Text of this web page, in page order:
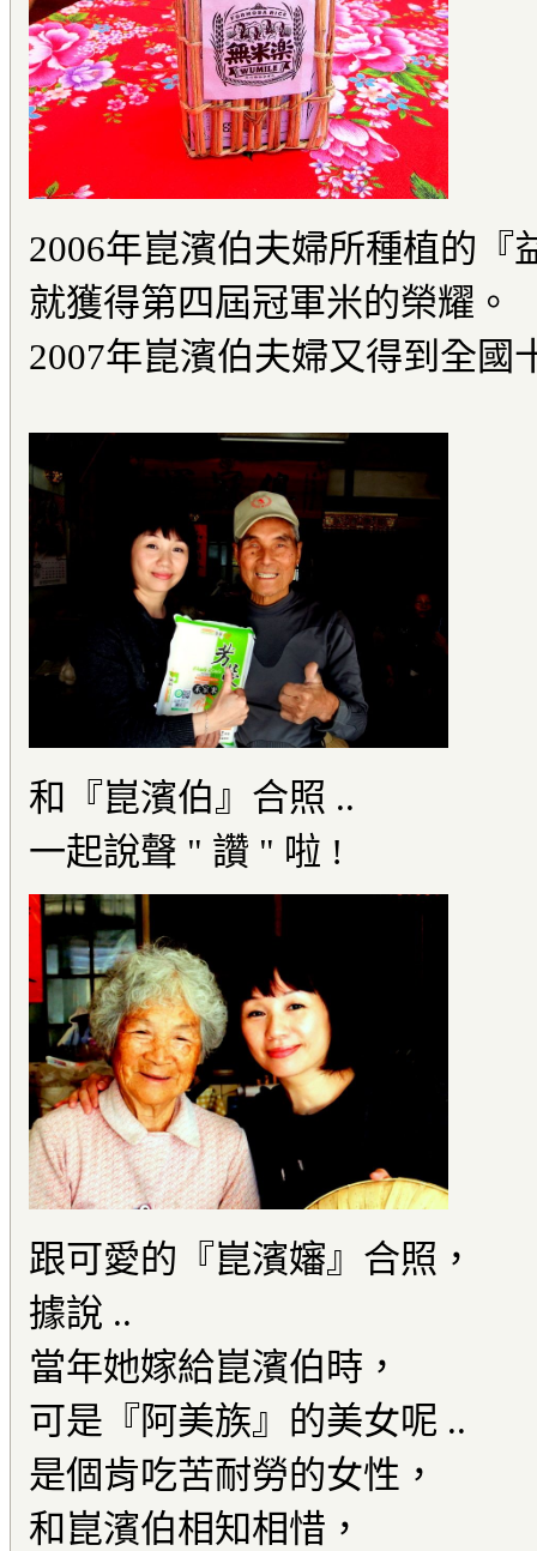
2006年崑濱伯夫婦所種植的『
就獲得第四屆冠軍米的榮耀。
2007年崑濱伯夫婦又得到全國
和『崑濱伯』合照 ..
一起說聲 " 讚 " 啦 !
跟可愛的『崑濱嬸』合照，
據說 ..
當年她嫁給崑濱伯時，
可是『阿美族』的美女呢 ..
是個肯吃苦耐勞的女性，
和崑濱伯相知相惜，